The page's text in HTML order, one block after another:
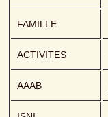
FAMILLE
ACTIVITES
AAAB